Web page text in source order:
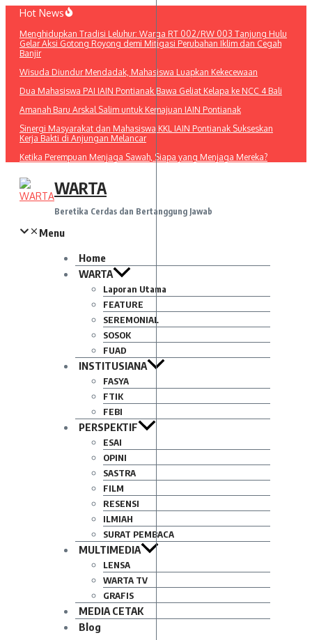
Lewati
konten
Hot News
Menghidupkan Tradisi Leluhur: Warga RT 002/RW 003 Tanjung Hulu
Gelar Aksi Gotong Royong demi Mitigasi Perubahan Iklim dan Cegah
Banjir
Wisuda Diundur Mendadak, Mahasiswa Luapkan Kekecewaan
Dua Mahasiswa PAI IAIN Pontianak Bawa Geliat Kelapa ke NCC 4 Bali
Amanah Baru Arskal Salim untuk Kemajuan IAIN Pontianak
Sinergi Masyarakat dan Mahasiswa KKL IAIN Pontianak Sukseskan
Kerja Bakti di Anjungan Melancar
Ketika Perempuan Menjaga Sawah, Siapa yang Menjaga Mereka?
WARTA
Beretika Cerdas dan Bertanggung Jawab
Menu
Home
WARTA
Laporan Utama
FEATURE
SEREMONIAL
SOSOK
FUAD
INSTITUSIANA
FASYA
FTIK
FEBI
PERSPEKTIF
ESAI
OPINI
SASTRA
FILM
RESENSI
ILMIAH
SURAT PEMBACA
MULTIMEDIA
LENSA
WARTA TV
GRAFIS
MEDIA CETAK
Blog